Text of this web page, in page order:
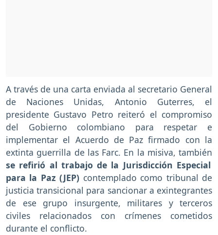
A través de una carta enviada al secretario General
de Naciones Unidas, Antonio Guterres, el
presidente Gustavo Petro reiteró el compromiso
del Gobierno colombiano para respetar e
implementar el Acuerdo de Paz firmado con la
extinta guerrilla de las Farc. En la misiva, también
se refirió al trabajo de la Jurisdicción Especial
para la Paz (JEP) contemplado como tribunal de
justicia transicional para sancionar a exintegrantes
de ese grupo insurgente, militares y terceros
civiles relacionados con crímenes cometidos
durante el conflicto.